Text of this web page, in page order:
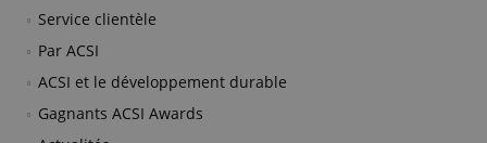
Service clientèle
Par ACSI
ACSI et le développement durable
Gagnants ACSI Awards